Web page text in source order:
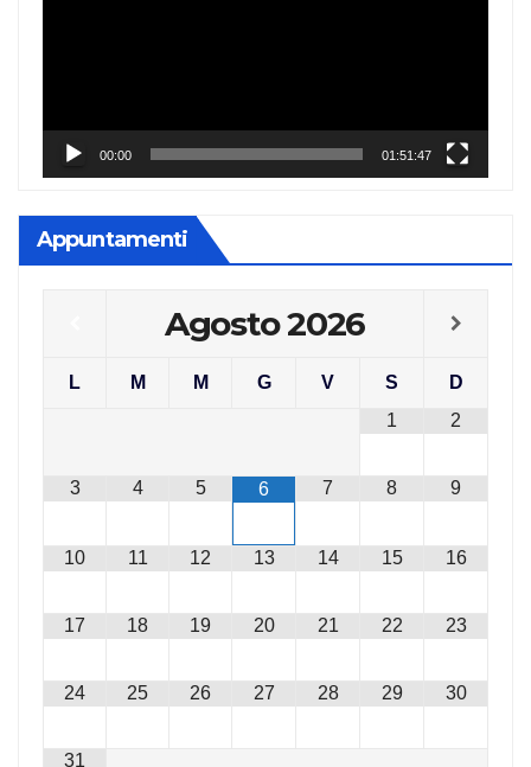
00:00 01:51:47
Appuntamenti
Agosto2026
L M M G V S
D
1
2
3 4 5 6 7 8 9
10 11 12 13 14 15 16
17 18 19 20 21 22 23
24 25 26 27 28 29 30
31